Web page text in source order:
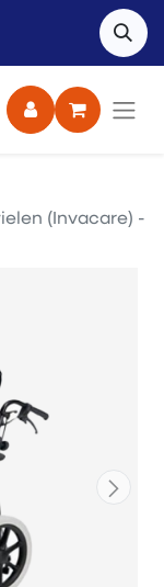
(Invacare) -